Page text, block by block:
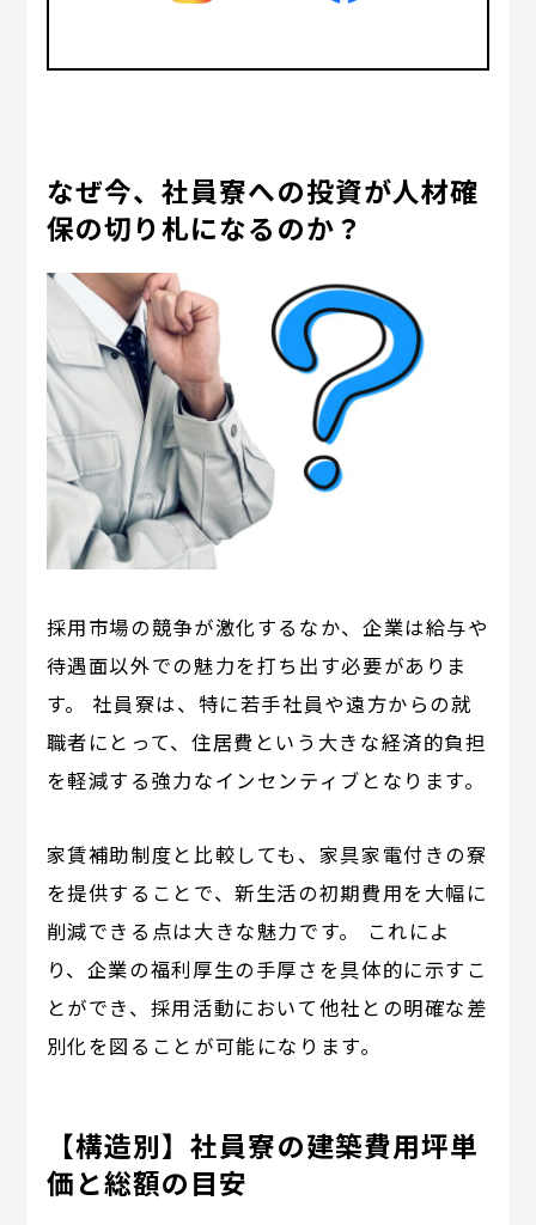
なぜ今、社員寮への投資が人材確
保の切り札になるのか？
採用市場の競争が激化するなか、企業は給与や
待遇面以外での魅力を打ち出す必要がありま
す。 社員寮は、特に若手社員や遠方からの就
職者にとって、住居費という大きな経済的負担
を軽減する強力なインセンティブとなります。
家賃補助制度と比較しても、家具家電付きの寮
を提供することで、新生活の初期費用を大幅に
削減できる点は大きな魅力です。 これによ
り、企業の福利厚生の手厚さを具体的に示すこ
とができ、採用活動において他社との明確な差
別化を図ることが可能になります。
【構造別】社員寮の建築費用坪単
価と総額の目安